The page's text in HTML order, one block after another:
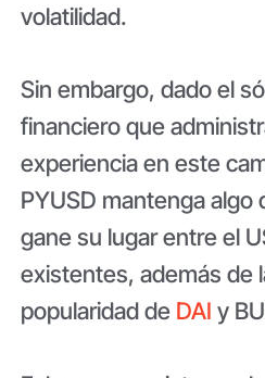
volatilidad.
Sin embargo, dado el
financiero que
experiencia en este
PYUSD mantenga algo
gane su lugar entre el
existentes, además de
popularidad de DAI y